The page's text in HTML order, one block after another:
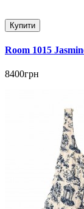
Купити
Room 1015
8400грн